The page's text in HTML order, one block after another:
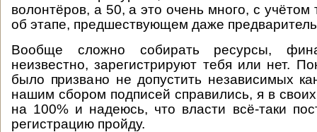
волонтёров, а 50, а это очень много, с учётом
об этапе, предшествующем даже
Вообще сложно собирать ресурсы,
неизвестно, зарегистрируют тебя или нет.
было призвано не допустить независимых
нашим сбором подписей справились, я в
на 100% и надеюсь, что власти всё-таки
регистрацию пройду.